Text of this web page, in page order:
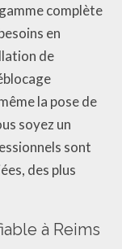
complète
en
de
la pose de
soyez un
sont
des plus
à Reims